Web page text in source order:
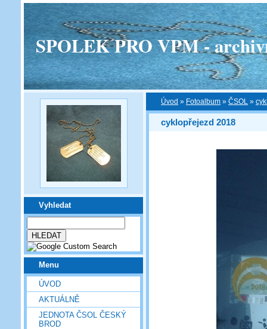
SPOLEK PRO VPM -
Vyhledat
Menu
ÚVOD
AKTUÁLNĚ
JEDNOTA ČSOL ČESKÝ
BROD
Úvod » Fotoalbum » ČSOL »
cyklopřejezd 2018